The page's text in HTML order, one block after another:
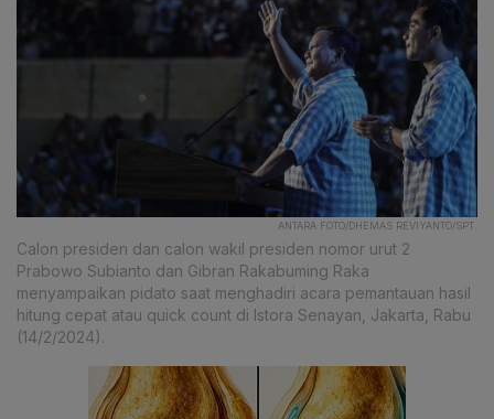
ANTARA FOTO/DHEMAS REVIYANTO/SPT.
Calon presiden dan calon wakil presiden nomor urut 2
Prabowo Subianto dan Gibran Rakabuming Raka
menyampaikan pidato saat menghadiri acara pemantauan hasil
hitung cepat atau quick count di Istora Senayan, Jakarta, Rabu
(14/2/2024).